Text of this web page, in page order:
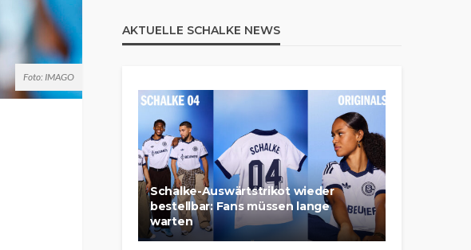
Foto: IMAGO
AKTUELLE SCHALKE NEWS
Schalke-Auswärtstrikot wieder
bestellbar: Fans müssen lange
warten